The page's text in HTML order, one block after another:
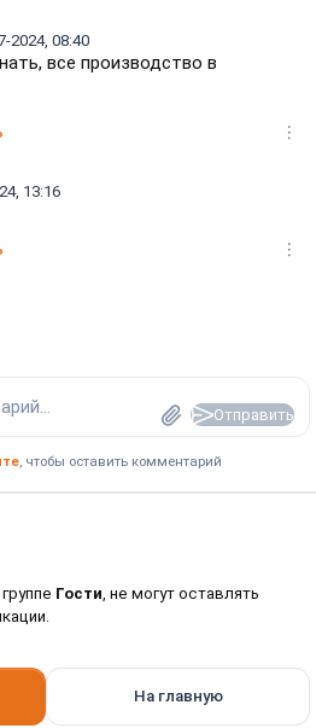
2024, 08:40
все производство в
13:16
Отправить
, чтобы оставить комментарий
Гости , не могут оставлять
На главную